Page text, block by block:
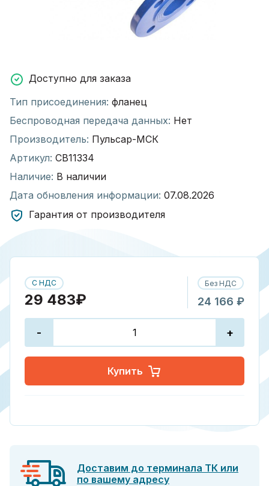
Доступно для заказа
Тип присоединения: фланец
Беспроводная передача данных: Нет
Производитель: Пульсар-МСК
Артикул: СВ11334
Наличие: В наличии
Дата обновления информации: 07.08.2026
Гарантия от производителя
С НДС
29 483₽
Без НДС
24 166 ₽
- +
Купить
Доставим до терминала ТК или
по вашему адресу